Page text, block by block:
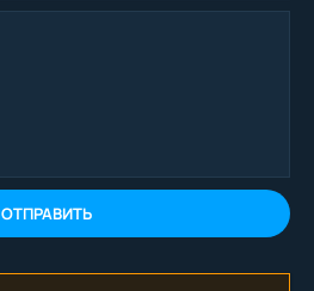
ОТПРАВИТЬ